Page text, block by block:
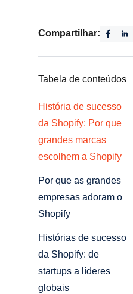
Compartilhar:
Tabela de conteúdos
História de sucesso
da Shopify: Por que
grandes marcas
escolhem a Shopify
Por que as grandes
empresas adoram o
Shopify
Histórias de sucesso
da Shopify: de
startups a líderes
globais